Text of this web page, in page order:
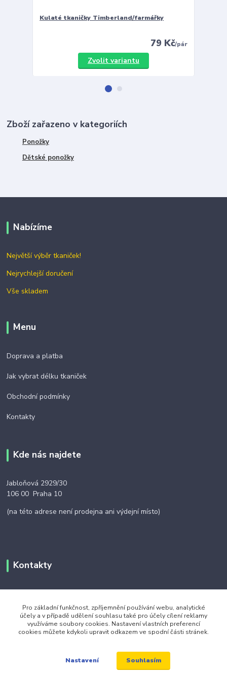
Kulaté tkaničky Timberland/farmářky
79 Kč/pár
Zvolit variantu
Zboží zařazeno v kategoriích
Ponožky
Dětské ponožky
Nabízíme
Největší výběr tkaniček!
Nejrychlejší doručení
Vše skladem
Menu
Doprava a platba
Jak vybrat délku tkaniček
Obchodní podmínky
Kontakty
Kde nás najdete
Jabloňová 2929/30
106 00 Praha 10
(na této adrese není prodejna ani výdejní místo)
Kontakty
objednavky@zavazuj.cz
Pro základní funkčnost, zpříjemnění používání webu, analytické
účely a v případě udělení souhlasu také pro účely cílení reklamy
využíváme soubory cookies. Nastavení vlastních preferencí
cookies můžete kdykoli upravit odkazem ve spodní části stránek.
Nastavení Souhlasím